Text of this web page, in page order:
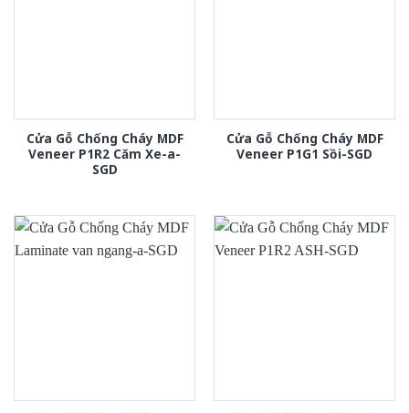
Cửa Gỗ Chống Cháy MDF
Veneer P1R2 Căm Xe-a-
SGD
Cửa Gỗ Chống Cháy MDF
Veneer P1G1 Sồi-SGD